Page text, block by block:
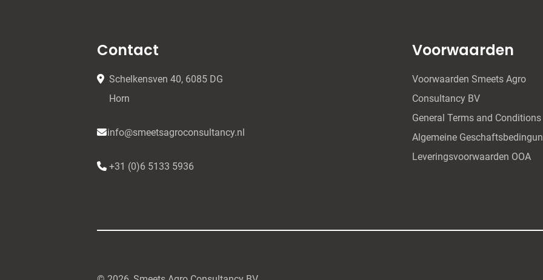
Contact
Schelkensven 40, 6085 DG
Horn
info@smeetsagroconsultancy.nl
+31 (0)6 5133 5936
Voorwaarden
Voorwaarden Smeets Agro
Consultancy BV
General Terms and Conditions
Algemeine
Leveringsvoorwaarden OOA